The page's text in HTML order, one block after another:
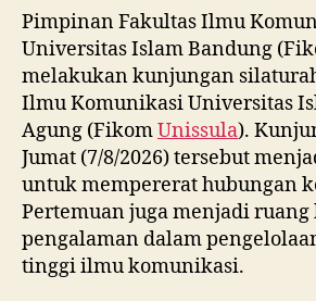
Pimpinan Fakultas Ilmu
Universitas Islam Bandung
melakukan kunjungan
Ilmu Komunikasi Universitas
Agung (FikomUnissula).
Jumat (7/8/2026) tersebut
untuk mempererat hubungan
Pertemuan juga menjadi ruang
pengalaman dalam
tinggi ilmu komunikasi.